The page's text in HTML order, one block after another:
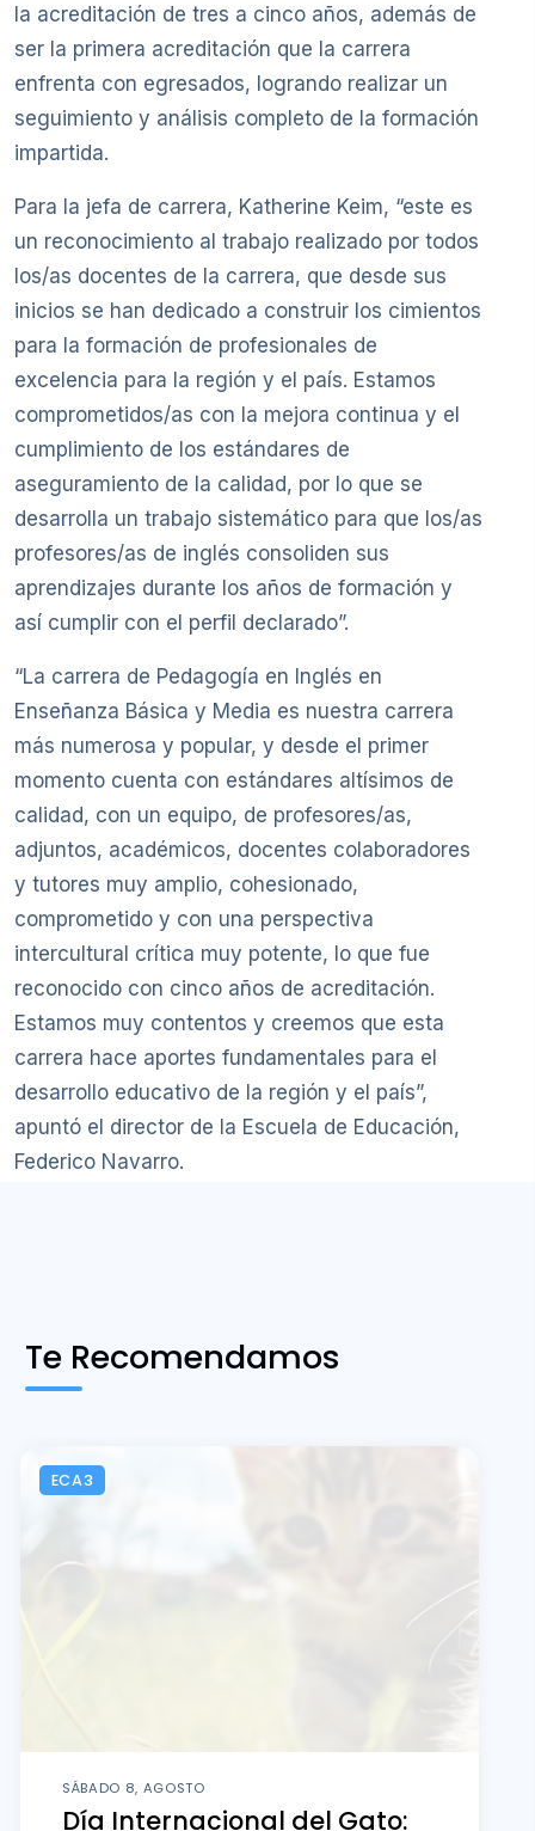
la acreditación de tres a cinco años, además de
ser la primera acreditación que la carrera
enfrenta con egresados, logrando realizar un
seguimiento y análisis completo de la formación
impartida.
Para la jefa de carrera, Katherine Keim, “este es
un reconocimiento al trabajo realizado por todos
los/as docentes de la carrera, que desde sus
inicios se han dedicado a construir los cimientos
para la formación de profesionales de
excelencia para la región y el país. Estamos
comprometidos/as con la mejora continua y el
cumplimiento de los estándares de
aseguramiento de la calidad, por lo que se
desarrolla un trabajo sistemático para que los/as
profesores/as de inglés consoliden sus
aprendizajes durante los años de formación y
así cumplir con el perfil declarado”.
“La carrera de Pedagogía en Inglés en
Enseñanza Básica y Media es nuestra carrera
más numerosa y popular, y desde el primer
momento cuenta con estándares altísimos de
calidad, con un equipo, de profesores/as,
adjuntos, académicos, docentes colaboradores
y tutores muy amplio, cohesionado,
comprometido y con una perspectiva
intercultural crítica muy potente, lo que fue
reconocido con cinco años de acreditación.
Estamos muy contentos y creemos que esta
carrera hace aportes fundamentales para el
desarrollo educativo de la región y el país”,
apuntó el director de la Escuela de Educación,
Federico Navarro.
Te Recomendamos
ECA3
SÁBADO 8, AGOSTO
Día Internacional del Gato: